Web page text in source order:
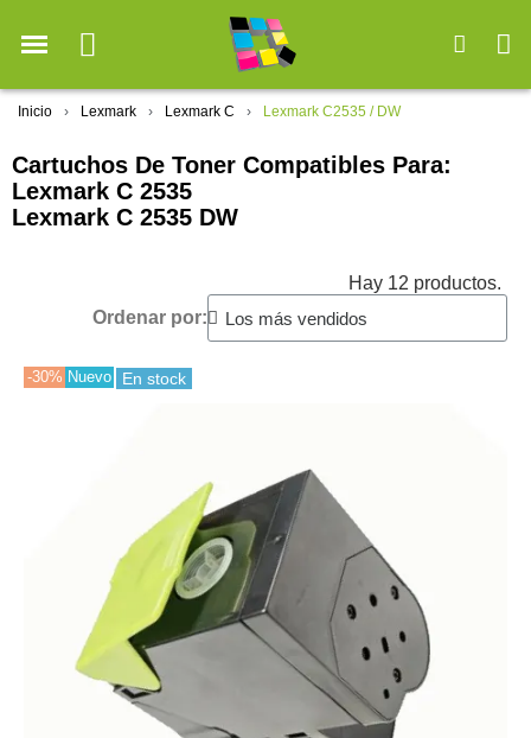
Inicio Lexmark Lexmark C Lexmark C2535 / DW
Cartuchos De Toner Compatibles Para:
Lexmark C 2535
Lexmark C 2535 DW
Hay 12 productos.
Ordenar por:
-30% Nuevo En stock